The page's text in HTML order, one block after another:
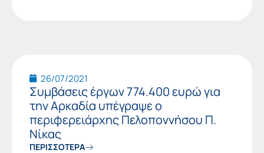
26/07/2021
Συμβάσεις έργων 774.400 ευρώ για
την Αρκαδία υπέγραψε ο
περιφερειάρχης Πελοποννήσου Π.
Νίκας
ΠΕΡΙΣΣΟΤΕΡΑ